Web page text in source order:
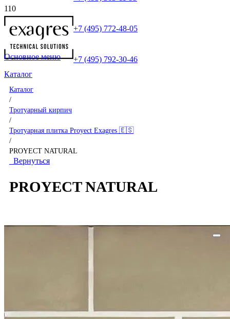
+7 (495) 772-48-05
+7 (495) 792-30-46
Основное меню
Каталог
Каталог
/
Тротуарный кирпич
/
Тротуарная плитка Proyect Exagres 🇪🇸
/
PROYECT NATURAL
Вернуться
PROYECT NATURAL